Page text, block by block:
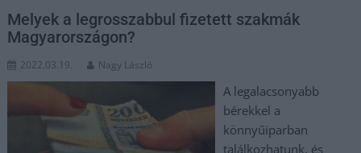
Melyek a legrosszabbul fizetett szakmák
Magyarországon?
2022.03.19. Nagy László
A legalacsonyabb
bérekkel a
könnyűiparban
találkozhatunk, és